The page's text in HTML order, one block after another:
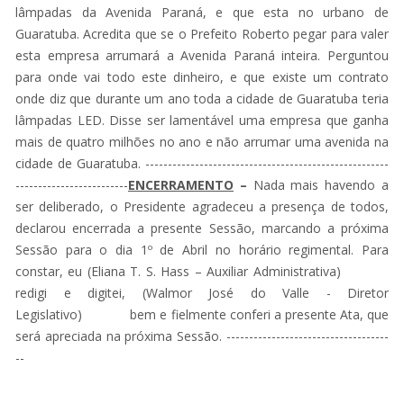
lâmpadas da Avenida Paraná, e que esta no urbano de
Guaratuba. Acredita que se o Prefeito Roberto pegar para valer
esta empresa arrumará a Avenida Paraná inteira. Perguntou
para onde vai todo este dinheiro, e que existe um contrato
onde diz que durante um ano toda a cidade de Guaratuba teria
lâmpadas LED. Disse ser lamentável uma empresa que ganha
mais de quatro milhões no ano e não arrumar uma avenida na
cidade de Guaratuba. ------------------------------------------------------
-------------------------ENCERRAMENTO – Nada mais havendo a
ser deliberado, o Presidente agradeceu a presença de todos,
declarou encerrada a presente Sessão, marcando a próxima
Sessão para o dia 1º de Abril no horário regimental. Para
constar, eu (Eliana T. S. Hass – Auxiliar Administrativa)
redigi e digitei, (Walmor José do Valle - Diretor
Legislativo) bem e fielmente conferi a presente Ata, que
será apreciada na próxima Sessão. ------------------------------------
--